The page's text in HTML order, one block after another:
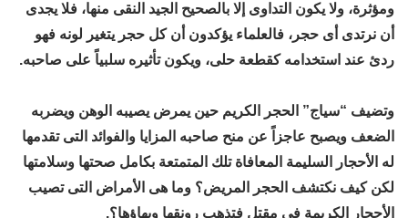
ومؤثرة، ولا يكون التداوى إلا بالصحيح الجيد النقى منها، فلا يجدى
أن نرتدى أى حجر، فالعلماء يؤكدون أن كل حجر يتغير لونه فهو
ردئ عند استخدامه كقطعة حلى، ويكون تأثيره سلبياً على صاحبه.
وتضيف “سياج” الحجر الكريم حين يمرض يصيبه الوهن ويضربه
الضعف ويصبح عاجزاً عن منح صاحبه المزايا والفوائد التى تقدمها
له الأحجار السليمة المعافاة تلك المتمتعة بكامل صحتها وسلامتها
لكن كيف نكتشف الحجر المريض؟ وما هى الأمراض التى تصيب
الأحجار الكريمة فى مقتل فتذهب رونقها وبهاؤها؟.